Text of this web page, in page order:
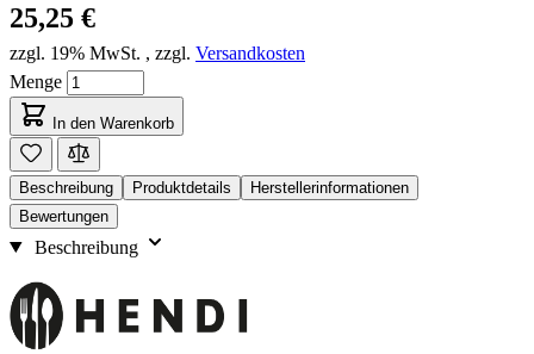
25,25 €
zzgl. 19% MwSt. , zzgl. Versandkosten
Menge
In den Warenkorb
Beschreibung Produktdetails
Herstellerinformationen
Bewertungen
Beschreibung